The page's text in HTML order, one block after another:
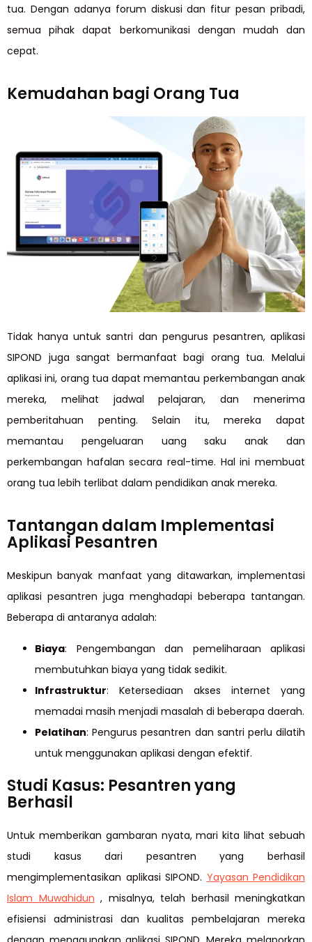
tua. Dengan adanya forum diskusi dan fitur pesan pribadi,
semua pihak dapat berkomunikasi dengan mudah dan
cepat.
Kemudahan bagi Orang Tua
Tidak hanya untuk santri dan pengurus pesantren, aplikasi
SIPOND juga sangat bermanfaat bagi orang tua. Melalui
aplikasi ini, orang tua dapat memantau perkembangan anak
mereka, melihat jadwal pelajaran, dan menerima
pemberitahuan penting. Selain itu, mereka dapat
memantau pengeluaran uang saku anak dan
perkembangan hafalan secara real-time. Hal ini membuat
orang tua lebih terlibat dalam pendidikan anak mereka.
Tantangan dalam Implementasi
Aplikasi Pesantren
Meskipun banyak manfaat yang ditawarkan, implementasi
aplikasi pesantren juga menghadapi beberapa tantangan.
Beberapa di antaranya adalah:
Biaya: Pengembangan dan pemeliharaan aplikasi
membutuhkan biaya yang tidak sedikit.
Infrastruktur: Ketersediaan akses internet yang
memadai masih menjadi masalah di beberapa daerah.
Pelatihan: Pengurus pesantren dan santri perlu dilatih
untuk menggunakan aplikasi dengan efektif.
Studi Kasus: Pesantren yang
Berhasil
Untuk memberikan gambaran nyata, mari kita lihat sebuah
studi kasus dari pesantren yang berhasil
mengimplementasikan aplikasi SIPOND. Yayasan Pendidikan
Islam Muwahidun , misalnya, telah berhasil meningkatkan
efisiensi administrasi dan kualitas pembelajaran mereka